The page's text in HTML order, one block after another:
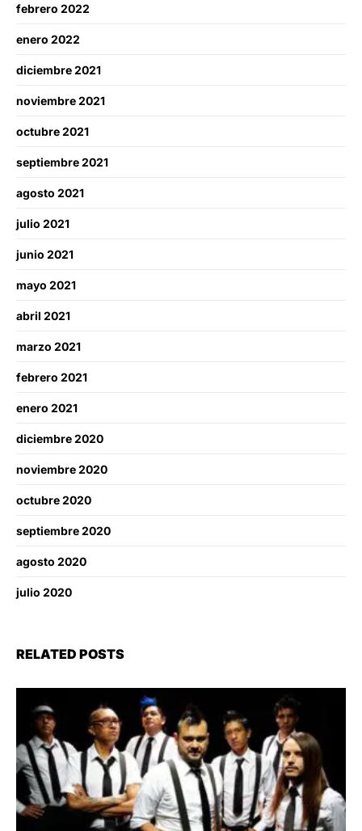
febrero 2022
enero 2022
diciembre 2021
noviembre 2021
octubre 2021
septiembre 2021
agosto 2021
julio 2021
junio 2021
mayo 2021
abril 2021
marzo 2021
febrero 2021
enero 2021
diciembre 2020
noviembre 2020
octubre 2020
septiembre 2020
agosto 2020
julio 2020
RELATED POSTS